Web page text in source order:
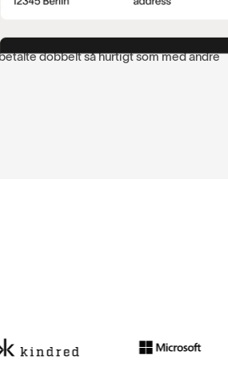
er bekræftet!
dobbelt så hurtigt som med andre